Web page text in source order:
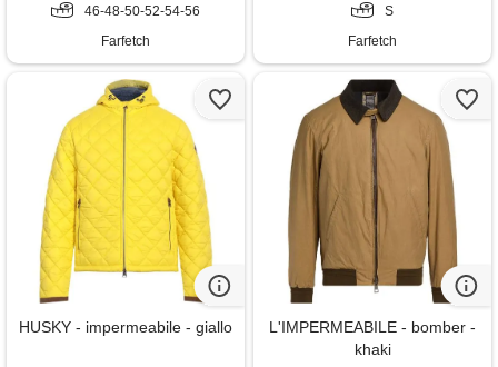
46-48-50-52-54-56
Farfetch
S
Farfetch
HUSKY - impermeabile - giallo
L'IMPERMEABILE - bomber -
khaki